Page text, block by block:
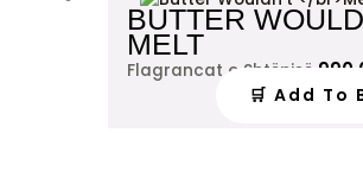
BUTTER
MELT
Flagrancat e Shtëpisë
🛒 Add To